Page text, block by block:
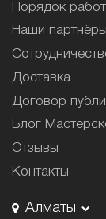
Порядок
Наши партнёры
Доставка
Договор
Блог
Отзывы
Контакты
Алматы